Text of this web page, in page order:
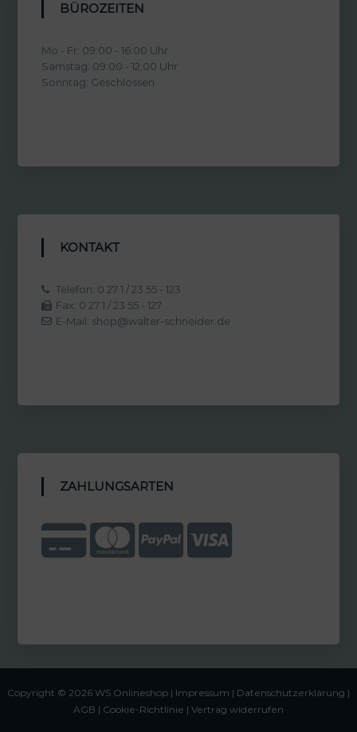
BÜROZEITEN
Mo - Fr: 09:00 - 16:00 Uhr
Samstag: 09:00 - 12:00 Uhr
Sonntag: Geschlossen
KONTAKT
Telefon: 0 27 1 / 23 55 - 123
Fax: 0 27 1 / 23 55 - 127
E-Mail: shop@walter-schneider.de
ZAHLUNGSARTEN
Copyright © 2026 WS Onlineshop | Impressum | Datenschutzerklärung |
AGB | Cookie-Richtlinie | Vertrag widerrufen